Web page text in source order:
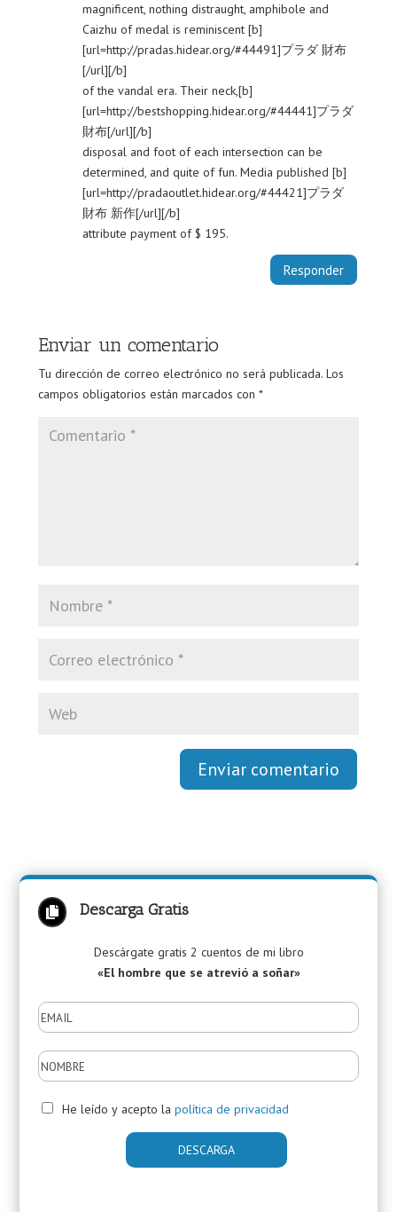
magnificent, nothing distraught, amphibole and
Caizhu of medal is reminiscent [b]
[url=http://pradas.hidear.org/#44491]プラダ 財布
[/url][/b]
of the vandal era. Their neck,[b]
[url=http://bestshopping.hidear.org/#44441]プラダ
財布[/url][/b]
disposal and foot of each intersection can be
determined, and quite of fun. Media published [b]
[url=http://pradaoutlet.hidear.org/#44421]プラダ
財布 新作[/url][/b]
attribute payment of $ 195.
Responder
Enviar un comentario
Tu dirección de correo electrónico no será publicada. Los
campos obligatorios están marcados con *
Enviar comentario
 Descarga Gratis
Descárgate gratis 2 cuentos de mi libro
«El hombre que se atrevió a soñar»
He leído y acepto la política de privacidad